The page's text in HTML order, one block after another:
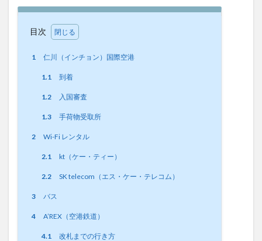
目次
1 仁川（インチョン）国際空港
1.1 到着
1.2 入国審査
1.3 手荷物受取所
2 Wi-Fi レンタル
2.1 kt（ケー・ティー）
2.2 SK telecom（エス・ケー・テレコム）
3 バス
4 A’REX（空港鉄道）
4.1 改札までの行き方